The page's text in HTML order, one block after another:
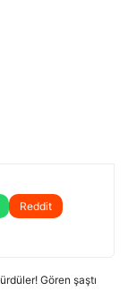
Reddit
Gören şaştı